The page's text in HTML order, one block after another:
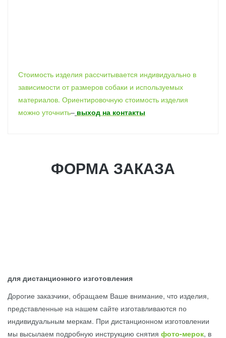
Стоимость изделия рассчитывается индивидуально в
зависимости от размеров собаки и используемых
материалов. Ориентировочную стоимость изделия
можно уточнить– выход на контакты
ФОРМА ЗАКАЗА
для дистанционного изготовления
Дорогие заказчики, обращаем Ваше внимание, что изделия,
представленные на нашем сайте изготавливаются по
индивидуальным меркам. При дистанционном изготовлении
мы высылаем подробную инструкцию снятия фото-мерок, в